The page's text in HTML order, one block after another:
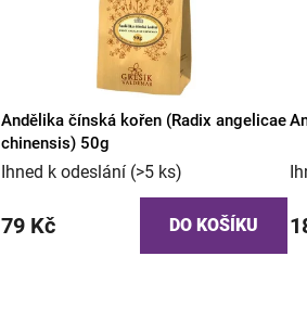
Andělika čínská kořen (Radix angelicae
chinensis) 50g
Ihned k odeslání (>5 ks)
79 Kč DO KOŠÍKU